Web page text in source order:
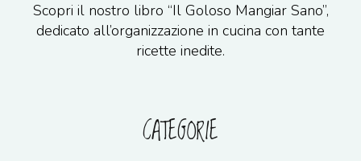
Scopri il nostro libro “Il Goloso Mangiar Sano”,
dedicato all’organizzazione in cucina con tante
ricette inedite.
CATEGORIE